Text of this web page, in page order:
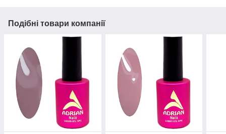
Подібні товари компанії